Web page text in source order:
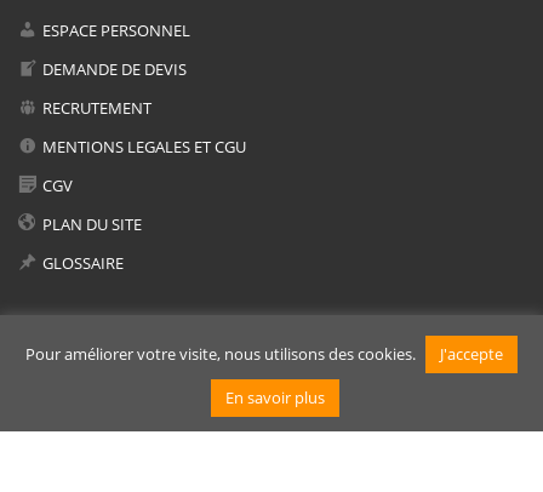
ESPACE PERSONNEL
DEMANDE DE DEVIS
RECRUTEMENT
MENTIONS LEGALES ET CGU
CGV
PLAN DU SITE
GLOSSAIRE
© 2019 TRADUCTEO
Pour améliorer votre visite, nous utilisons des cookies.
J'accepte
En savoir plus